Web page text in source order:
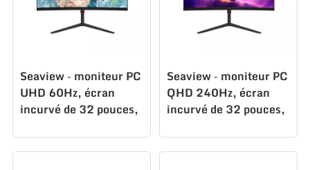
Seaview – moniteur PC
UHD 60Hz, écran
incurvé de 32 pouces,
C315U60
Seaview – moniteur PC
QHD 240Hz, écran
incurvé de 32 pouces,
C315Q240